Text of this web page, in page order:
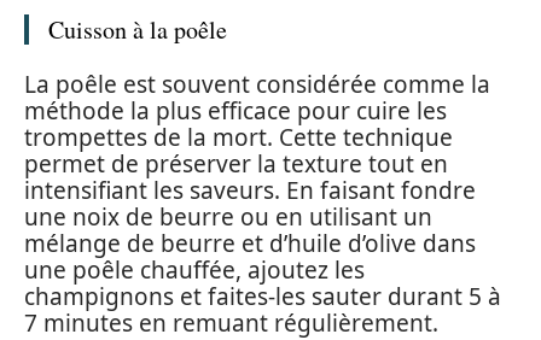
Cuisson à la poêle
La poêle est souvent considérée comme la
méthode la plus efficace pour cuire les
trompettes de la mort. Cette technique
permet de préserver la texture tout en
intensifiant les saveurs. En faisant fondre
une noix de beurre ou en utilisant un
mélange de beurre et d’huile d’olive dans
une poêle chauffée, ajoutez les
champignons et faites-les sauter durant 5 à
7 minutes en remuant régulièrement.